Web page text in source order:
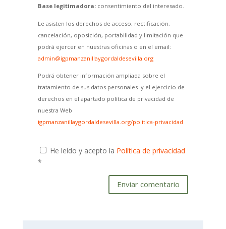
Base legitimadora:consentimiento del interesado.
Le asisten los derechos de acceso, rectificación,
cancelación, oposición, portabilidad y limitación que
podrá ejercer en nuestras oficinas o en el email:
admin@igpmanzanillaygordaldesevilla.org
Podrá obtener información ampliada sobre el
tratamiento de sus datos personales y el ejercicio de
derechos en el apartado política de privacidad de
nuestra Web
igpmanzanillaygordaldesevilla.org/politica-privacidad
He leído y acepto la Política de privacidad
*
Enviar comentario